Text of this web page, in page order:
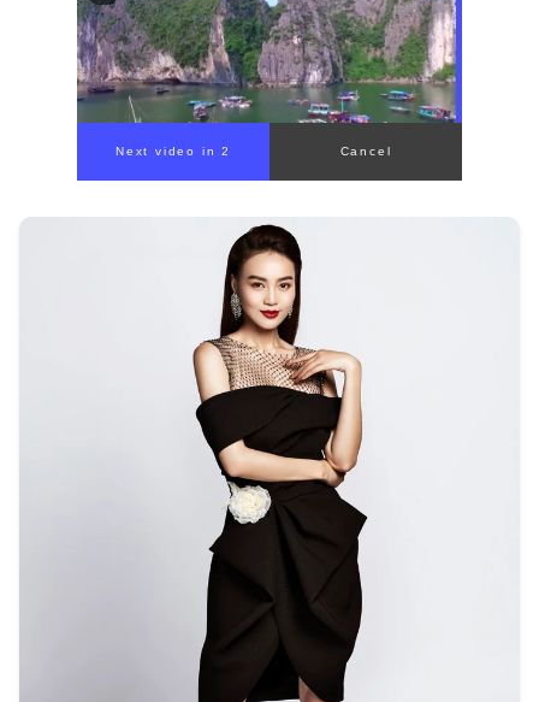
00:00/ 00:56